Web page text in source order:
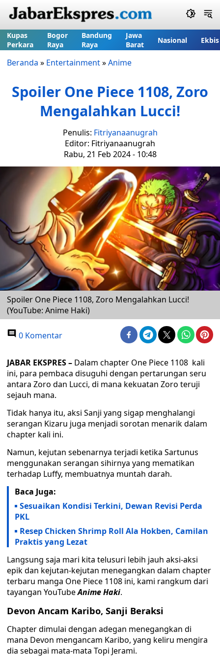
Kupas
Perkara
Bogor
Raya
Bandung
Raya
Jawa
Barat
Nasional Ekbis
Beranda » Entertainment»Anime
Spoiler One Piece 1108, Zoro
Mengalahkan Lucci!
Penulis: Fitriyanaanugrah
Editor: Fitriyanaanugrah
Rabu, 21 Feb 2024 - 10:48
Spoiler One Piece 1108, Zoro Mengalahkan Lucci!
(YouTube: Anime Haki)
0 Komentar
JABAR EKSPRES – Dalam chapter One Piece 1108 kali
ini, para pembaca disuguhi dengan pertarungan seru
antara Zoro dan Lucci, di mana kekuatan Zoro teruji
sejauh mana.
Tidak hanya itu, aksi Sanji yang sigap menghalangi
serangan Kizaru juga menjadi sorotan menarik dalam
chapter kali ini.
Namun, kejutan sebenarnya terjadi ketika Sartunus
menggunakan serangan sihirnya yang mematikan
terhadap Luffy, membuatnya muntah darah.
Baca Juga:
Sesuaikan Kondisi Terkini, Dewan Revisi Perda
PKL
Resep Chicken Shrimp Roll Ala Hokben, Camilan
Praktis yang Lezat
Langsung saja mari kita telusuri lebih jauh aksi-aksi
epik dan kejutan-kejutan menegangkan dalam chapter
terbaru manga One Piece 1108 ini, kami rangkum dari
tayangan YouTubeAnime Haki.
Devon Ancam Karibo, Sanji Beraksi
Chapter dimulai dengan adegan menegangkan di
mana Devon mengancam Karibo, yang keliru mengira
dia sebagai mata-mata Topi Jerami.